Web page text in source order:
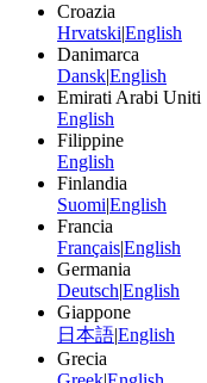
Croazia
Hrvatski|English
Danimarca
Dansk|English
Emirati Arabi Uniti
English
Filippine
English
Finlandia
Suomi|English
Francia
Français|English
Germania
Deutsch|English
Giappone
日本語|English
Grecia